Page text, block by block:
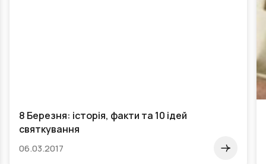
Притча про повну банку або про те, чим ми
наповнюємо життя
24.05.2015